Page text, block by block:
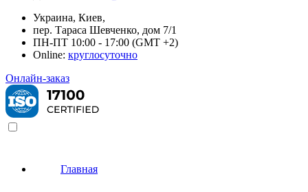
Украина, Киев,
пер. Тараса Шевченко, дом 7/1
ПН-ПТ 10:00 - 17:00 (GMT +2)
Online: круглосуточно
Онлайн-заказ
Главная